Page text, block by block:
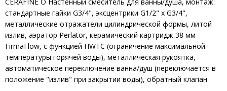
стандартные гайки G3/4", эксцентрики G1/2" x G3/4",
металлические отражатели цилиндрической формы, литой
излив, аэратор Perlator, керамический картридж 38 мм
FirmaFlow, с функцией HWTC (ограничение максимальной
температуры горячей воды), металлическая рукоятка,
автоматическое переключение ванна/душ (переключается в
положение "излив" при закрытии воды), обратный клапан